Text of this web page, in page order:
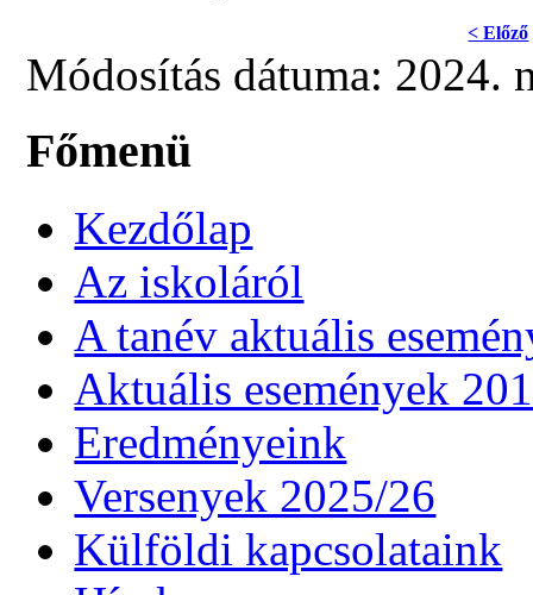
< Előző
Módosítás dátuma: 2024.
Főmenü
Kezdőlap
Az iskoláról
A tanév aktuális
Aktuális események
Eredményeink
Versenyek 2025/26
Külföldi kapcsolataink